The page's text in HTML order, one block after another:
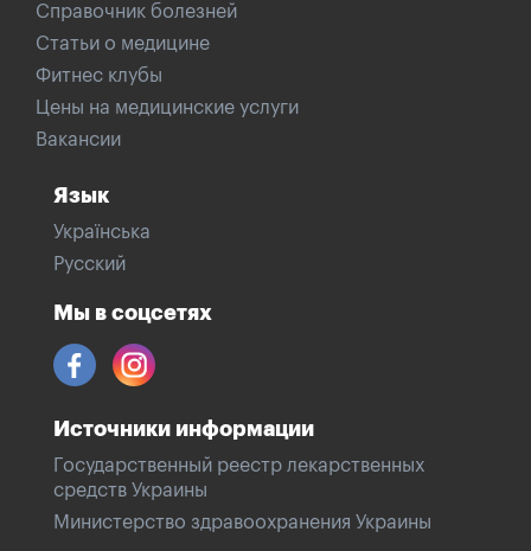
Справочник болезней
Статьи о медицине
Фитнес клубы
Цены на медицинские услуги
Вакансии
Язык
Українська
Русский
Мы в соцсетях
Источники информации
Государственный реестр лекарственных
средств Украины
Министерство здравоохранения Украины